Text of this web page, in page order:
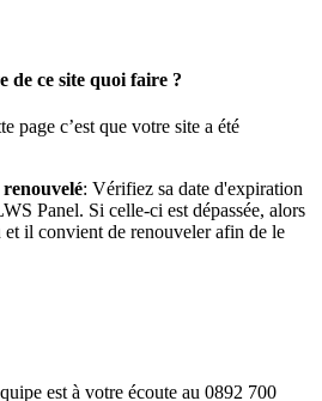
de ce site quoi faire ?
page c’est que votre site a été
: Vérifiez sa date d'expiration
Panel. Si celle-ci est dépassée, alors
et il convient de renouveler afin de le
est à votre écoute au 0892 700